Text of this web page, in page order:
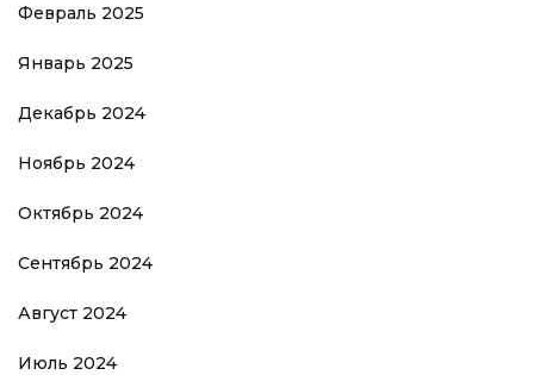
Февраль 2025
Январь 2025
Декабрь 2024
Ноябрь 2024
Октябрь 2024
Сентябрь 2024
Август 2024
Июль 2024